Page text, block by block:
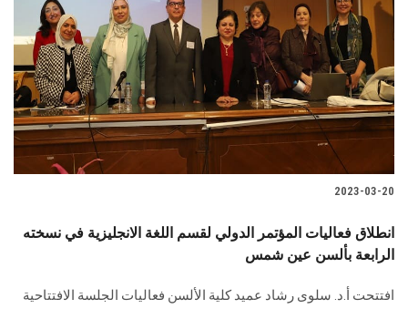
2023-03-20
انطلاق فعاليات المؤتمر الدولي لقسم اللغة الانجليزية في نسخته
الرابعة بألسن عين شمس
افتتحت أ.د. سلوى رشاد عميد كلية الألسن فعاليات الجلسة الافتتاحية